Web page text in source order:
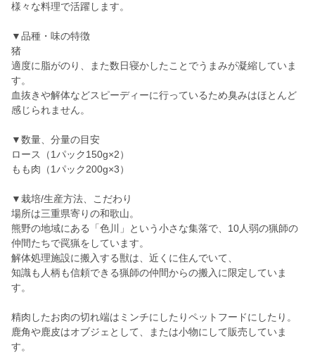
様々な料理で活躍します。
▼品種・味の特徴
猪
適度に脂がのり、また数日寝かしたことでうまみが凝縮していま
す。
血抜きや解体などスピーディーに行っているため臭みはほとんど
感じられません。
▼数量、分量の目安
ロース（1パック150g×2）
もも肉（1パック200g×3）
▼栽培/生産方法、こだわり
場所は三重県寄りの和歌山。
熊野の地域にある「色川」という小さな集落で、10人弱の猟師の
仲間たちで罠猟をしています。
解体処理施設に搬入する獣は、近くに住んでいて、
知識も人柄も信頼できる猟師の仲間からの搬入に限定していま
す。
精肉したお肉の切れ端はミンチにしたりペットフードにしたり。
鹿角や鹿皮はオブジェとして、または小物にして販売していま
す。